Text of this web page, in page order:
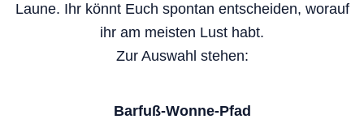
Laune. Ihr könnt Euch spontan entscheiden, worauf
ihr am meisten Lust habt.
Zur Auswahl stehen:
Barfuß-Wonne-Pfad